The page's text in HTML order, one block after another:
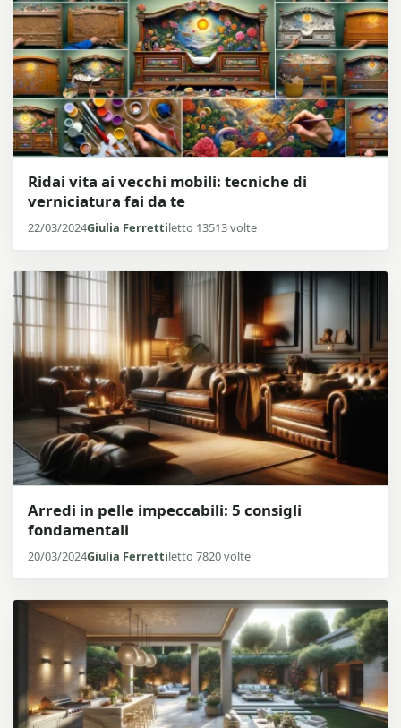
Ridai vita ai vecchi mobili: tecniche di
verniciatura fai da te
22/03/2024Giulia Ferrettiletto 13513 volte
Arredi in pelle impeccabili: 5 consigli
fondamentali
20/03/2024Giulia Ferrettiletto 7820 volte